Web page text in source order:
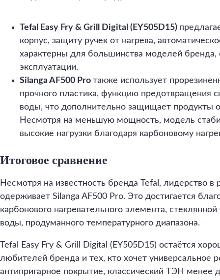
Tefal Easy Fry & Grill Digital (EY505D15)
корпус, защиту ручек от нагрева,
характерны для большинства моделей
эксплуатации.
Silanga AF500 Pro также использует
прочного пластика, функцию предотвращения
воды, что дополнительно защищает продукты
Несмотря на меньшую мощность, модель
высокие нагрузки благодаря карбоновому
Итоговое сравнение
Несмотря на известность бренда Tefal, лидерство в
одерживает Silanga AF500 Pro. Это достигается
карбонового нагревательного элемента,
воды, продуманного температурного диапазона.
Tefal Easy Fry & Grill Digital (EY505D15) остаётся
любителей бренда и тех, кто хочет универсальное
антипригарное покрытие, классический ТЭН менее